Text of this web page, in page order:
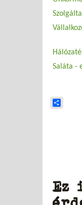
Saláta -
Ez